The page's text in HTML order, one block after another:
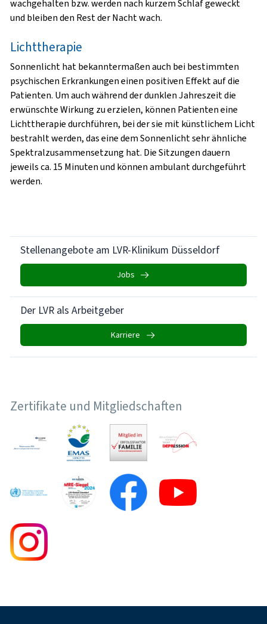
wachgehalten bzw. werden nach kurzem Schlaf geweckt
und bleiben den Rest der Nacht wach.
Lichttherapie
Sonnenlicht hat bekanntermaßen auch bei bestimmten
psychischen Erkrankungen einen positiven Effekt auf die
Patienten. Um auch während der dunklen Jahreszeit die
erwünschte Wirkung zu erzielen, können Patienten eine
Lichttherapie durchführen, bei der sie mit künstlichem Licht
bestrahlt werden, das eine dem Sonnenlicht sehr ähnliche
Spektralzusammensetzung hat. Die Sitzungen dauern
jeweils ca. 15 Minuten und können ambulant durchgeführt
werden.
Stellenangebote am LVR-Klinikum Düsseldorf
Jobs
Der LVR als Arbeitgeber
Karriere
Zertifikate und Mitgliedschaften